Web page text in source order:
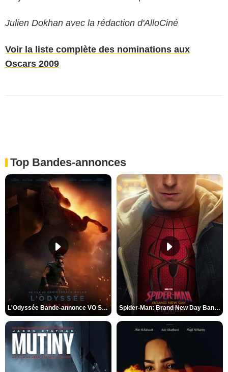
Julien Dokhan avec la rédaction d'AlloCiné
Voir la liste complète des nominations aux
Oscars 2009
Top Bandes-annonces
L'Odyssée Bande-annonce VO STFR Spider-Man: Brand New Day Bande-annonce VO STFR